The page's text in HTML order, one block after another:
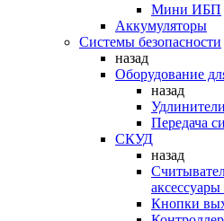
Мини ИБП
Аккумуляторы
Системы безопасности
назад
Оборудование
назад
Передача
СКУД
назад
Кнопки